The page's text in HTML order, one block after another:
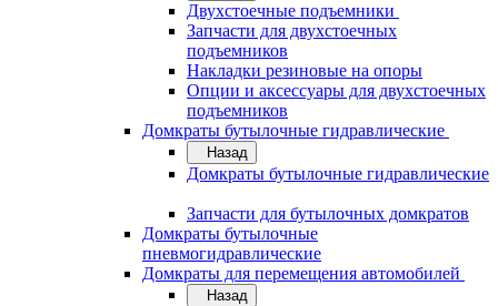
Двухстоечные подъемники
Запчасти для двухстоечных
подъемников
Накладки резиновые на опоры
Опции и аксессуары для двухстоечных
подъемников
Домкраты бутылочные гидравлические
Назад
Домкраты бутылочные гидравлические
Запчасти для бутылочных домкратов
Домкраты бутылочные
пневмогидравлические
Домкраты для перемещения автомобилей
Назад